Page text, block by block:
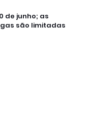
de junho; as
são limitadas